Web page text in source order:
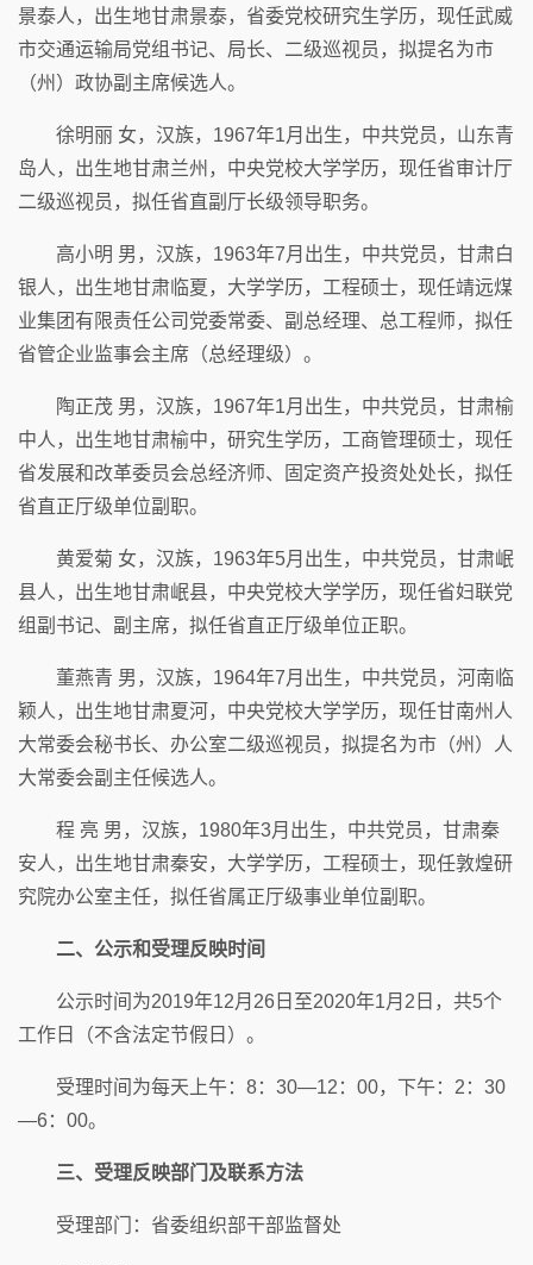
景泰人，出生地甘肃景泰，省委党校研究生学历，现任武威
市交通运输局党组书记、局长、二级巡视员，拟提名为市
（州）政协副主席候选人。
徐明丽 女，汉族，1967年1月出生，中共党员，山东青
岛人，出生地甘肃兰州，中央党校大学学历，现任省审计厅
二级巡视员，拟任省直副厅长级领导职务。
高小明 男，汉族，1963年7月出生，中共党员，甘肃白
银人，出生地甘肃临夏，大学学历，工程硕士，现任靖远煤
业集团有限责任公司党委常委、副总经理、总工程师，拟任
省管企业监事会主席（总经理级）。
陶正茂 男，汉族，1967年1月出生，中共党员，甘肃榆
中人，出生地甘肃榆中，研究生学历，工商管理硕士，现任
省发展和改革委员会总经济师、固定资产投资处处长，拟任
省直正厅级单位副职。
黄爱菊 女，汉族，1963年5月出生，中共党员，甘肃岷
县人，出生地甘肃岷县，中央党校大学学历，现任省妇联党
组副书记、副主席，拟任省直正厅级单位正职。
董燕青 男，汉族，1964年7月出生，中共党员，河南临
颖人，出生地甘肃夏河，中央党校大学学历，现任甘南州人
大常委会秘书长、办公室二级巡视员，拟提名为市（州）人
大常委会副主任候选人。
程 亮 男，汉族，1980年3月出生，中共党员，甘肃秦
安人，出生地甘肃秦安，大学学历，工程硕士，现任敦煌研
究院办公室主任，拟任省属正厅级事业单位副职。
二、公示和受理反映时间
公示时间为2019年12月26日至2020年1月2日，共5个
工作日（不含法定节假日）。
受理时间为每天上午：8：30—12：00，下午：2：30
—6：00。
三、受理反映部门及联系方法
受理部门：省委组织部干部监督处